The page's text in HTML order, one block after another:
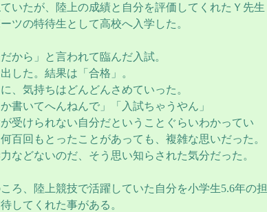
いたが、陸上の成績と自分を評価してくれたＹ先生
ツの特待生として高校へ入学した。
から」と言われて臨んだ入試。
した。結果は「合格」。
、気持ちはどんどんさめていった。
書いてへんねんで」「入試ちゃうやん」
受けられない自分だということぐらいわかってい
百回もとったことがあっても、複雑な思いだった。
などないのだ、そう思い知らされた気分だった。
ろ、陸上競技で活躍していた自分を小学生5.6年の担
してくれた事がある。